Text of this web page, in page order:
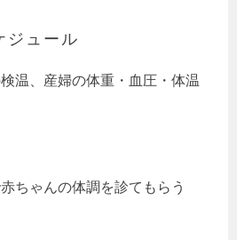
ジュール
温、産婦の体重・血圧・体温
ちゃんの体調を診てもらう